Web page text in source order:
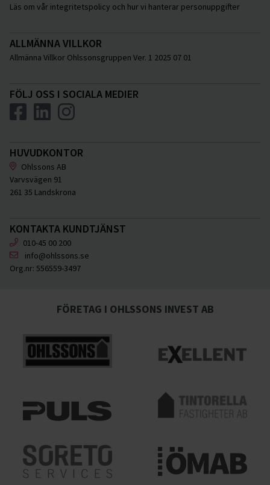
Läs om vår integritetspolicy och hur vi hanterar personuppgifter
ALLMÄNNA VILLKOR
Allmänna Villkor Ohlssonsgruppen Ver. 1 2025 07 01
FÖLJ OSS I SOCIALA MEDIER
HUVUDKONTOR
Ohlssons AB
Varvsvägen 91
261 35 Landskrona
KONTAKTA KUNDTJÄNST
010-45 00 200
info@ohlssons.se
Org.nr: 556559-3497
FÖRETAG I OHLSSONS INVEST AB